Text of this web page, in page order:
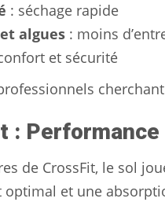
: séchage rapide
algues : moins
et sécurité
:
de CrossFit, le sol
optimal et une